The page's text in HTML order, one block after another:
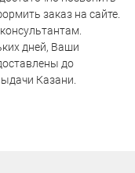
заказ на сайте.
дней, Ваши
до
Казани.